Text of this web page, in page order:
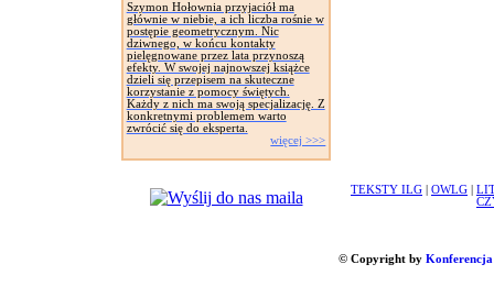
Szymon Hołownia przyjaciół ma
głównie w niebie, a ich liczba rośnie w
postępie geometrycznym. Nic
dziwnego, w końcu kontakty
pielęgnowane przez lata przynoszą
efekty. W swojej najnowszej książce
dzieli się przepisem na skuteczne
korzystanie z pomocy świętych.
Każdy z nich ma swoją specjalizację. Z
konkretnymi problemem warto
zwrócić się do eksperta.
więcej >>>
TEKSTY ILG OWLG
© Copyright by Konferencja